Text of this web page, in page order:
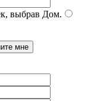
выбрав Дом.